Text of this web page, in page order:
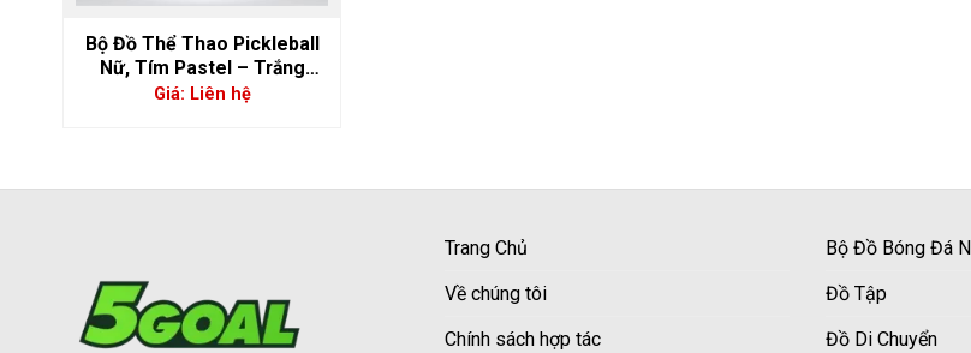
Bộ Đồ Thể Thao Pickleball
Nữ, Tím Pastel – Trắng
Năng Động Nổi Bật | 5GS-
Giá: Liên hệ
Trang Chủ
Về chúng tôi
Chính sách hợp tác
Bộ Đồ Bóng Đá
Đồ Tập
Đồ Di Chuyển